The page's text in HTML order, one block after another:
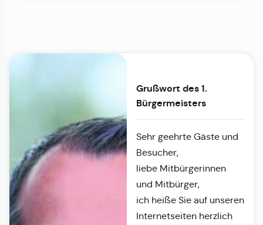
Grußwort des 1.
Bürgermeisters
Sehr geehrte Gäste und
Besucher,
liebe Mitbürgerinnen
und Mitbürger,
ich heiße Sie auf unseren
Internetseiten herzlich